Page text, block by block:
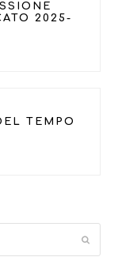
2025-
TEMPO
Submit